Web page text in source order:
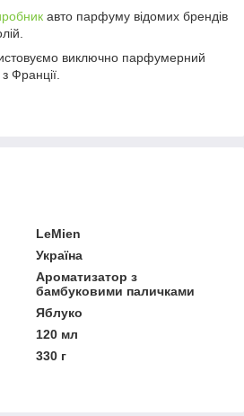
авто парфуму відомих брендів
виключно парфумерний
Франції.
LeMien
Україна
Ароматизатор з
бамбуковими паличками
Яблуко
120 мл
330 г